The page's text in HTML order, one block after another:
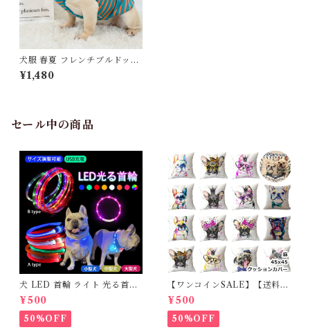
犬服 春夏 フレンチブルドッグ
フレブル タンクトップ 犬 服
ペットウェア 犬服 ボーダー 中
¥1,480
セール中の商品
犬 LED 首輪 ライト 光る首輪
USB充電 生活防水 長さ調整可
能 首輪 犬用 ペット カラー ペ
ット用品 軽量 ドッグ用品 フレ
ンチブルドック 大型犬 中型犬
¥500
50%OFF
【ワンコインSALE】【送料無
料】KM503G クッションカバ
ー フレンチブルドッグ クリー
ム フレブル
¥500
50%OFF